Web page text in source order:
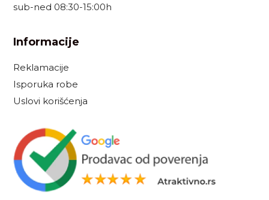
sub-ned 08:30-15:00h
Informacije
Reklamacije
Isporuka robe
Uslovi korišćenja